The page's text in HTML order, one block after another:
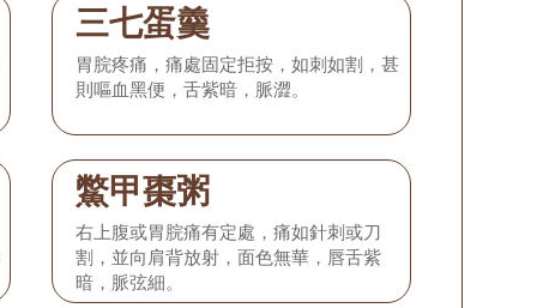
三七蛋羹
胃脘疼痛，痛處固定拒按，如刺如割，甚
則嘔血黑便，舌紫暗，脈澀。
鱉甲棗粥
右上腹或胃脘痛有定處，痛如針刺或刀
割，並向肩背放射，面色無華，唇舌紫
暗，脈弦細。